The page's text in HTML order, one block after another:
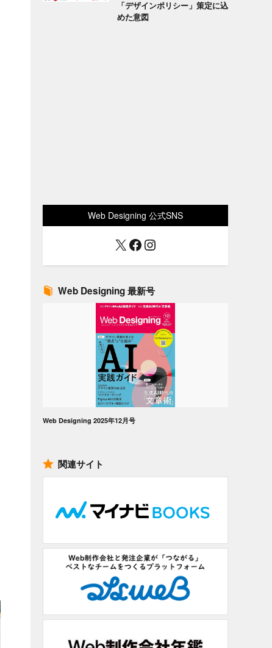
「デザインポリシー」策定に込
めた意図
Web Designing 公式SNS
X Facebook
Instagram
Web Designing 最新号
Web Designing 2025年12月号
関連サイト